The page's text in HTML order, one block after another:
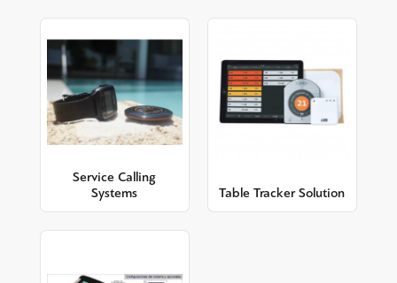
Service Calling
Systems
Table Tracker Solution